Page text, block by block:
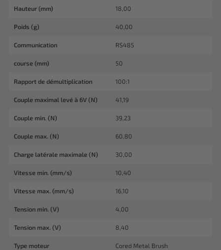
Hauteur (mm) 18,00
Poids (g) 40,00
Communication RS485
course (mm) 50
Rapport de démultiplication 100:1
Couple maximal levé à 6V (N) 41,19
Couple min. (N) 39,23
Couple max. (N) 60,80
Charge latérale maximale (N) 30,00
Vitesse min. (mm/s) 10,40
Vitesse max. (mm/s) 16,10
Tension min. (V) 4,00
Tension max. (V) 8,40
Type moteur Cored Metal Brush